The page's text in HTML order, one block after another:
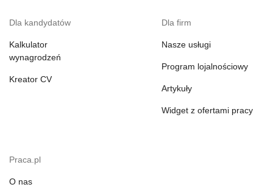
Dla kandydatów
Kalkulator
wynagrodzeń
Kreator CV
Dla firm
Nasze usługi
Program lojalnościowy
Artykuły
Widget z ofertami pracy
Praca.pl
O nas